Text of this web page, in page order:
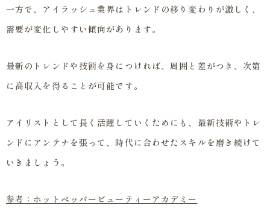
一方で、アイラッシュ業界はトレンドの移り変わりが激しく、
需要が変化しやすい傾向があります。
最新のトレンドや技術を身につければ、周囲と差がつき、次第
に高収入を得ることが可能です。
アイリストとして長く活躍していくためにも、最新技術やトレ
ンドにアンテナを張って、時代に合わせたスキルを磨き続けて
いきましょう。
参考：ホットペッパービューティーアカデミー